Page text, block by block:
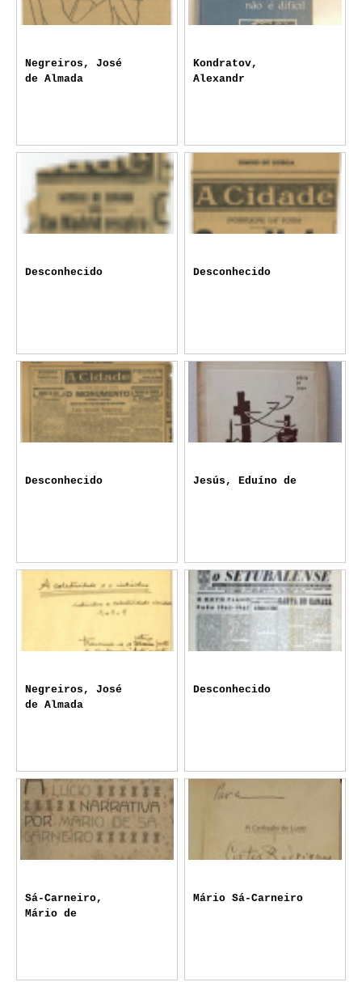
Negreiros, José
de Almada
Kondratov,
Alexandr
Desconhecido Desconhecido
Desconhecido Jesús, Eduíno de
Negreiros, José
de Almada
Desconhecido
Sá-Carneiro,
Mário de
Mário Sá-Carneiro